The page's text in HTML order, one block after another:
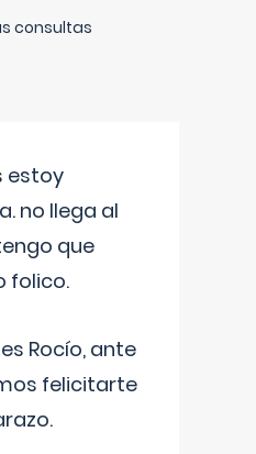
consultas
estoy
no llega al
que
folico.
Rocío, ante
felicitarte